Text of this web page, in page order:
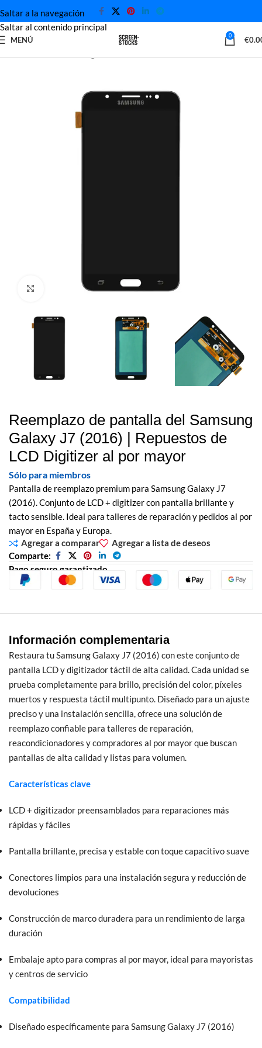
Saltar a la navegación
Saltar al contenido principal
MENÚ 0 €
Haz clic para ampliar
Reemplazo de pantalla del Samsung
Galaxy J7 (2016) | Repuestos de
LCD Digitizer al por mayor
Sólo para miembros
Pantalla de reemplazo premium para Samsung Galaxy J7
(2016). Conjunto de LCD + digitizer con pantalla brillante y
tacto sensible. Ideal para talleres de reparación y pedidos al por
mayor en España y Europa.
Agregar a comparar
Agregar a lista de deseos
Comparte:
Pago seguro garantizado
Información complementaria
Restaura tu Samsung Galaxy J7 (2016) con este conjunto de
pantalla LCD y digitizador táctil de alta calidad. Cada unidad se
prueba completamente para brillo, precisión del color, píxeles
muertos y respuesta táctil multipunto. Diseñado para un ajuste
preciso y una instalación sencilla, ofrece una solución de
reemplazo confiable para talleres de reparación,
reacondicionadores y compradores al por mayor que buscan
pantallas de alta calidad y listas para volumen.
Características clave
LCD + digitizador preensamblados para reparaciones más
rápidas y fáciles
Pantalla brillante, precisa y estable con toque capacitivo suave
Conectores limpios para una instalación segura y reducción de
devoluciones
Construcción de marco duradera para un rendimiento de larga
duración
Embalaje apto para compras al por mayor, ideal para mayoristas
y centros de servicio
Compatibilidad
Diseñado específicamente para Samsung Galaxy J7 (2016)